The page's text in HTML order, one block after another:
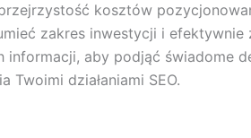
kosztów
zakres inwestycji i
informacji, aby podjąć świadome
Twoimi działaniami SEO.